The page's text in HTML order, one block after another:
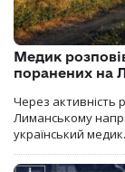
Медик
поранених на
Через активність
Лиманському
український медик.